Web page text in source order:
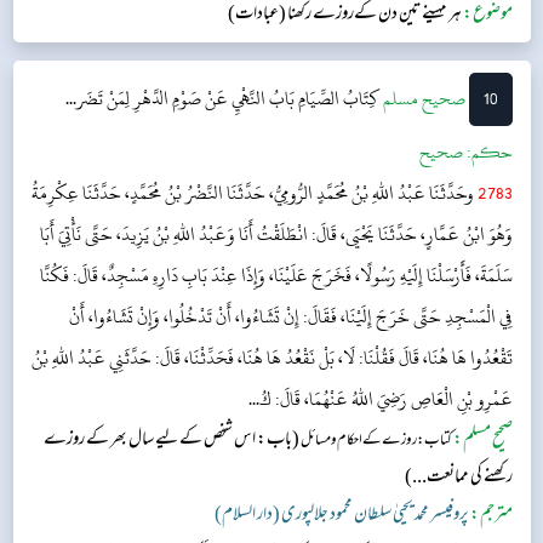
قیام بھی کرو، مہینے میں تین دن کے روزے رکھ لیا ...
موضوع:ہر مہینے تین دن کےروزے رکھنا (عبادات)
10 ‌صحيح مسلمكِتَابُ الصِّيَامِبَابُ النَّهْيِ عَنْ صَوْمِ الدَّهْرِ لِمَنْ تَضَر...
حکم:صحیح
2783وحَدَّثَنَا عَبْدُ اللهِ بْنُ مُحَمَّدٍ الرُّومِيُّ، حَدَّثَنَا النَّضْرُ بْنُ مُحَمَّدٍ، حَدَّثَنَا عِكْرِمَةُ
وَهُوَ ابْنُ عَمَّارٍ، حَدَّثَنَا يَحْيَى، قَالَ: انْطَلَقْتُ أَنَا وَعَبْدُ اللهِ بْنُ يَزِيدَ، حَتَّى نَأْتِيَ أَبَا
سَلَمَةَ، فَأَرْسَلْنَا إِلَيْهِ رَسُولًا، فَخَرَجَ عَلَيْنَا، وَإِذَا عِنْدَ بَابِ دَارِهِ مَسْجِدٌ، قَالَ: فَكُنَّا
فِي الْمَسْجِدِ حَتَّى خَرَجَ إِلَيْنَا، فَقَالَ: إِنْ تَشَاءُوا، أَنْ تَدْخُلُوا، وَإِنْ تَشَاءُوا، أَنْ
تَقْعُدُوا هَا هُنَا، قَالَ فَقُلْنَا: لَا، بَلْ نَقْعُدُ هَا هُنَا، فَحَدِّثْنَا، قَالَ: حَدَّثَنِي عَبْدُ اللهِ بْنُ
عَمْرِو بْنِ الْعَاصِ رَضِيَ اللهُ عَنْهُمَا، قَالَ: كُ...
صحیح مسلم:کتاب: روزے کے احکام و مسائل(باب: اس شخص کے لیے سال بھر کے روزے
رکھنے کی ممانعت...)
مترجم:پروفیسر محمد یحییٰ سلطان محمود جلالپوری (دار السلام)